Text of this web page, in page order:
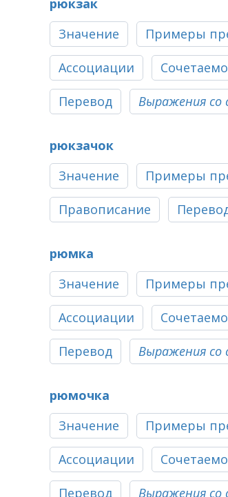
рюкзак
Значение
Примеры
Ассоциации
Перевод Выражения со
рюкзачок
Значение
Примеры
Правописание
рюмка
Значение
Примеры
Ассоциации
Перевод Выражения со
рюмочка
Значение
Примеры
Ассоциации
Перевод Выражения со